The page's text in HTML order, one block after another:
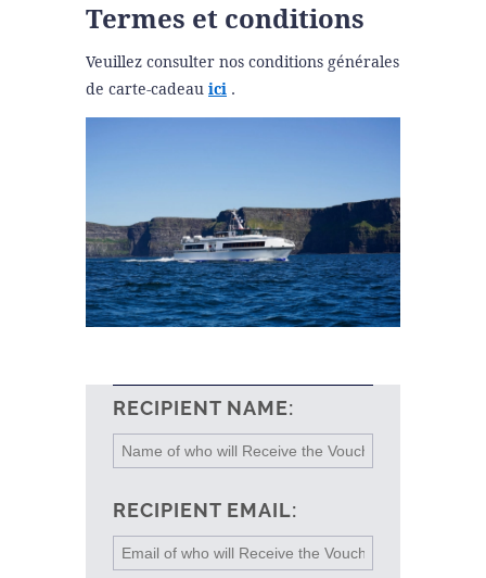
Termes et conditions
Veuillez consulter nos conditions générales
de carte-cadeau ici .
RECIPIENT NAME:
RECIPIENT EMAIL: